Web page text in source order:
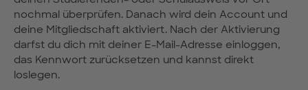
nochmal überprüfen. Danach wird dein Account und
deine Mitgliedschaft aktiviert. Nach der Aktivierung
darfst du dich mit deiner E-Mail-Adresse einloggen,
das Kennwort zurücksetzen und kannst direkt
loslegen.